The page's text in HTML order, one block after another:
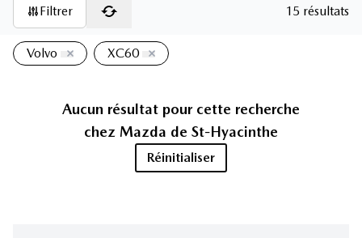
Filtrer 15 résultats
Volvo XC60
Aucun résultat pour cette recherche
chez Mazda de St-Hyacinthe
Réinitialiser